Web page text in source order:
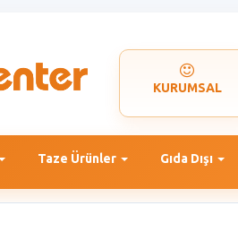
KURUMSAL
Taze Ürünler Gıda Dışı